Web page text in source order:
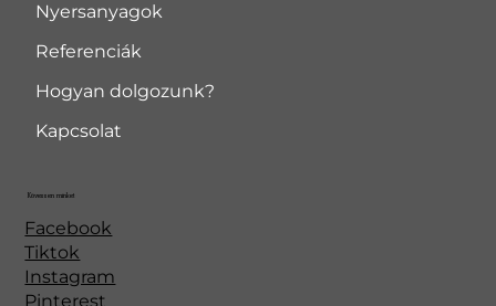
Nyersanyagok
Referenciák
Hogyan dolgozunk?
Kapcsolat
Facebook
Tiktok
Instagram
Pinterest
Kövessen minket